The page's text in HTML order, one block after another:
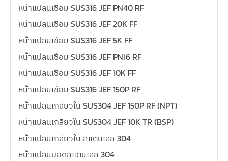
หน้าแปลนเชื่อม SUS316 JEF PN40 RF
หน้าแปลนเชื่อม SUS316 JEF 20K FF
หน้าแปลนเชื่อม SUS316 JEF 5K FF
หน้าแปลนเชื่อม SUS316 JEF PN16 RF
หน้าแปลนเชื่อม SUS316 JEF 10K FF
หน้าแปลนเชื่อม SUS316 JEF 150P RF
หน้าแปลนเกลียวใน SUS304 JEF 150P RF (NPT)
หน้าแปลนเกลียวใน SUS304 JEF 10K TR (BSP)
หน้าแปลนเกลียวใน สแตนเลส 304
หน้าแปลนบอดสแตนเลส 304